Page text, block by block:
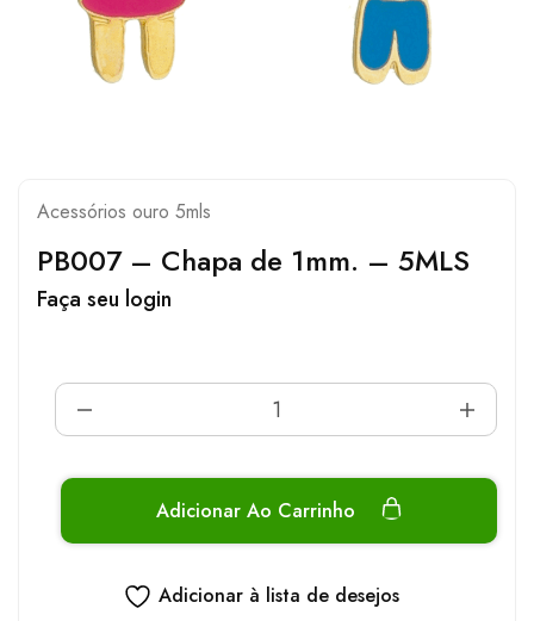
Acessórios ouro 5mls
PB007 – Chapa de 1mm. – 5MLS
Faça seu login
Adicionar Ao Carrinho
Adicionar à lista de desejos